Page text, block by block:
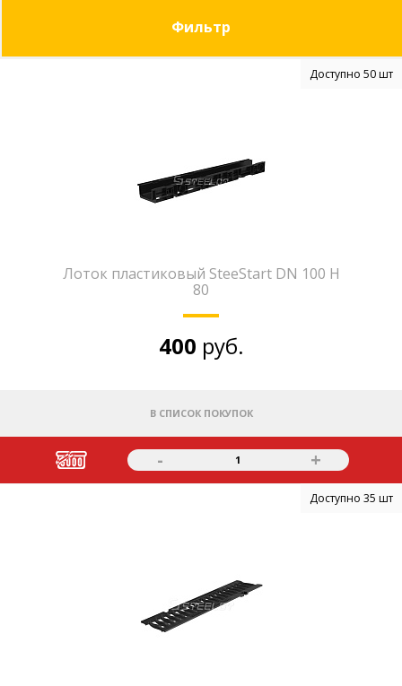
Фильтр
Доступно 50 шт
Лоток пластиковый SteeStart DN 100 H
80
400 руб.
В СПИСОК ПОКУПОК
- 1 +
Доступно 35 шт